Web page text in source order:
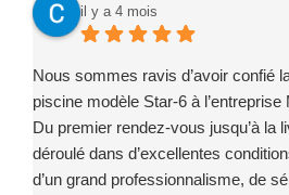
il y a 4 mois
Nous sommes ravis d’avoir confié
piscine modèle Star-6 à
Du premier rendez-vous jusqu’à la
déroulé dans d’excellentes
d’un grand professionnalisme, de